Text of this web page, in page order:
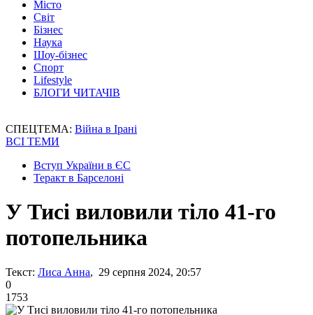
Місто
Світ
Бізнес
Наука
Шоу-бізнес
Спорт
Lifestyle
БЛОГИ ЧИТАЧІВ
СПЕЦТЕМА: Війна в Ірані
ВСІ ТЕМИ
Вступ України в ЄС
Теракт в Барселоні
У Тисі виловили тіло 41-го
потопельника
Текст: Лиса Анна, 29 серпня 2024, 20:57
0
1753